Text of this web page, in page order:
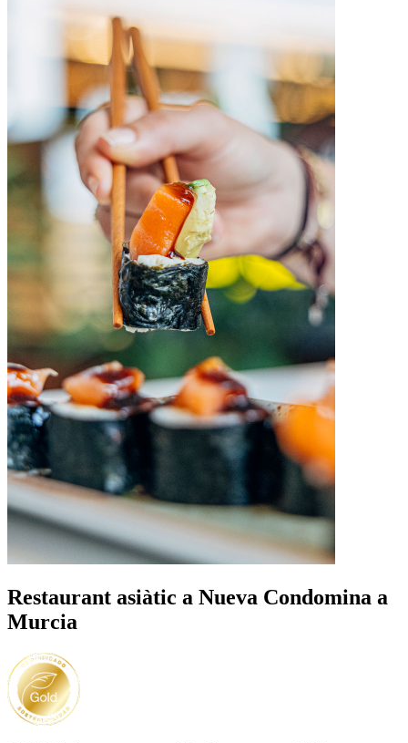
Restaurant asiàtic a Nueva Condomina a
Murcia